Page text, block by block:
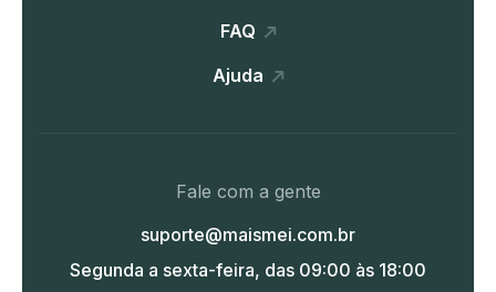
FAQ
Ajuda
Fale com a gente
suporte@maismei.com.br
Segunda a sexta-feira, das 09:00 às 18:00